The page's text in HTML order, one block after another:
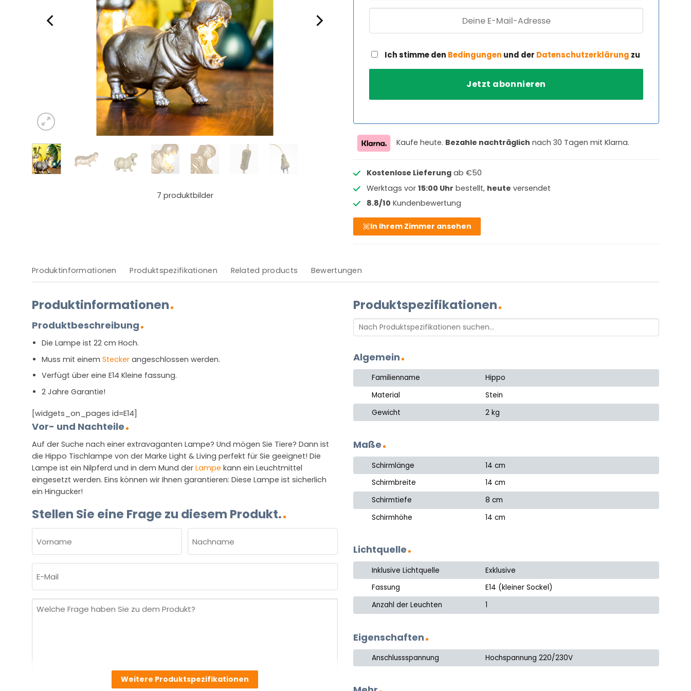
7 produktbilder
Ich stimme den Bedingungen und der Datenschutzerklärung zu
Kaufe heute. Bezahle nachträglich nach 30 Tagen mit Klarna.
Kostenlose Lieferungab €50
Werktags vor 15:00 Uhr bestellt, heute versendet
8.8/10 Kundenbewertung
In Ihrem Zimmer ansehen
Produktinformationen Produktspezifikationen Related products Bewertungen
Produktinformationen
Produktbeschreibung
Die Lampe ist 22 cm Hoch.
Muss mit einem Steckerangeschlossen werden.
Verfügt über eine E14 Kleine fassung.
2 Jahre Garantie!
[widgets_on_pages id=E14]
Vor- und Nachteile
Auf der Suche nach einer extravaganten Lampe? Und mögen Sie Tiere? Dann ist
die Hippo Tischlampe von der Marke Light & Living perfekt für Sie geeignet! Die
Lampe ist ein Nilpferd und in dem Mund der Lampe kann ein Leuchtmittel
eingesetzt werden. Eins können wir Ihnen garantieren: Diese Lampe ist sicherlich
ein Hingucker!
Stellen Sie eine Frage zu diesem Produkt.
(ERFORDERLICH)
Vorname Nachname
Mail
Welche
Weitere Produktspezifikationen
Produktspezifikationen
Algemein
Familienname
Hippo
Material
Stein
Gewicht
2 kg
Maße
Schirmlänge
14 cm
Schirmbreite
14 cm
Schirmtiefe
8 cm
Schirmhöhe
14 cm
Lichtquelle
Inklusive Lichtquelle
Exklusive
Fassung
E14 (kleiner Sockel)
Anzahl der Leuchten
1
Eigenschaften
Anschlussspannung Hochspannung 220/230V